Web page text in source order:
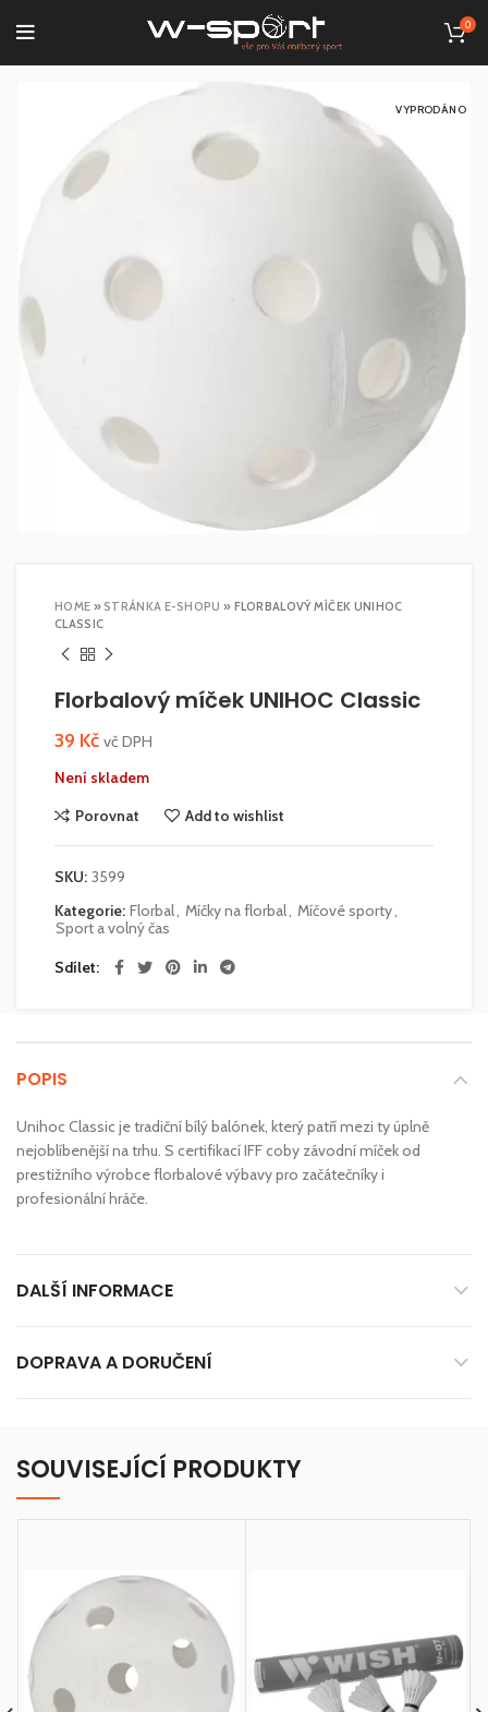
0
VYPRODÁNO
HOME » STRÁNKA E-SHOPU » FLORBALOVÝ MÍČEK UNIHOC
CLASSIC
Florbalový míček UNIHOC Classic
39 Kč vč DPH
Není skladem
Porovnat
Add to wishlist
SKU: 3599
Kategorie: Florbal, Míčky na florbal, Míčové sporty,
Sport a volný čas
Sdílet
POPIS
Unihoc Classic je tradiční bílý balónek, který patří mezi ty úplně
nejoblíbenější na trhu. S certifikací IFF coby závodní míček od
prestižního výrobce florbalové výbavy pro začátečníky i
profesionální hráče.
DALŠÍ INFORMACE
DOPRAVA A DORUČENÍ
SOUVISEJÍCÍ PRODUKTY